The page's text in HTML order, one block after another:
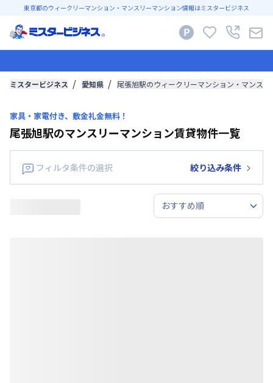
東京都のウィークリーマンション・マンスリーマンション情報はミスタービジネス
ミスタービジネス 愛知県 尾張旭駅のウィークリーマンション・マンス
家具・家電付き、敷金礼金無料！
尾張旭駅のマンスリーマンション賃貸物件一覧
フィルタ条件の選択 絞り込み条件